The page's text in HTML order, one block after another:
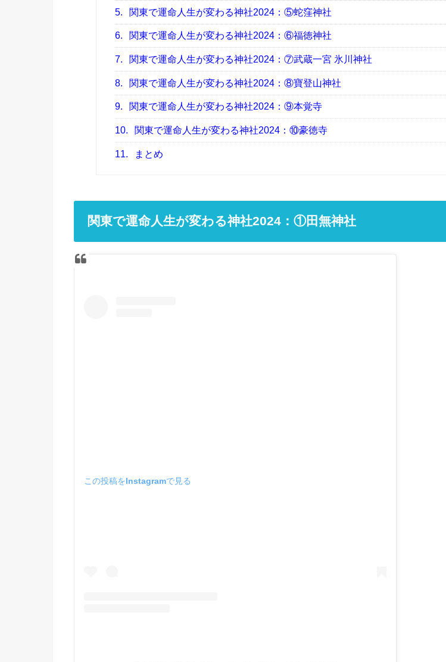
5. 関東で運命人生が変わる神社2024：⑤蛇窪神社
6. 関東で運命人生が変わる神社2024：⑥福徳神社
7. 関東で運命人生が変わる神社2024：⑦武蔵一宮 氷川神社
8. 関東で運命人生が変わる神社2024：⑧寶登山神社
9. 関東で運命人生が変わる神社2024：⑨本覚寺
10. 関東で運命人生が変わる神社2024：⑩豪徳寺
11. まとめ
関東で運命人生が変わる神社2024：①田無神社
この投稿をInstagramで見る